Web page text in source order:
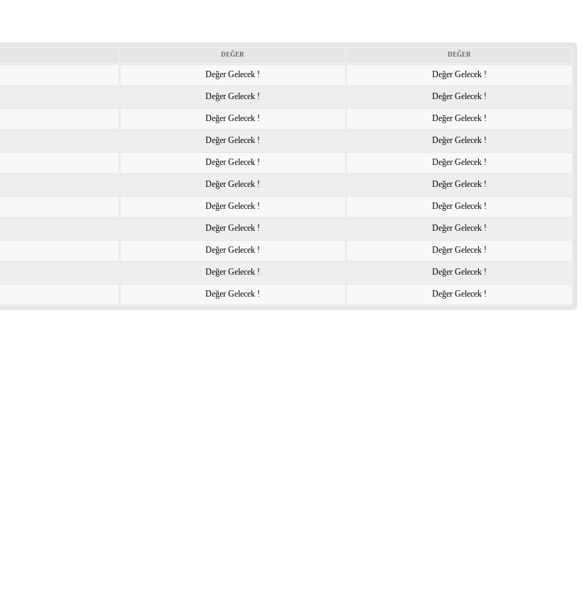
DEĞER DEĞER
Değer Gelecek ! Değer Gelecek !
Değer Gelecek ! Değer Gelecek !
Değer Gelecek ! Değer Gelecek !
Değer Gelecek ! Değer Gelecek !
Değer Gelecek ! Değer Gelecek !
Değer Gelecek ! Değer Gelecek !
Değer Gelecek ! Değer Gelecek !
Değer Gelecek ! Değer Gelecek !
Değer Gelecek ! Değer Gelecek !
Değer Gelecek ! Değer Gelecek !
Değer Gelecek ! Değer Gelecek !